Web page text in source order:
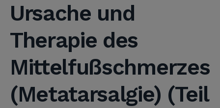
Ursache und
Therapie des
Mittelfußschmerzes
(Metatarsalgie) (Teil